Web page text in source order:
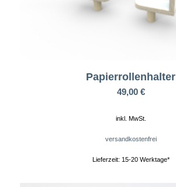
Papierrollenhalter
49,00 €
inkl. MwSt.
versandkostenfrei
Lieferzeit: 15-20 Werktage*